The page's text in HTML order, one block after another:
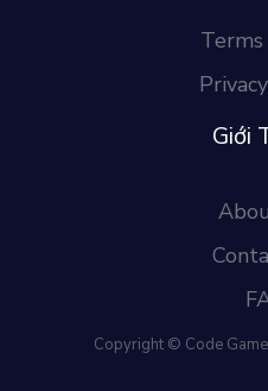
Giới
Copyright © Code